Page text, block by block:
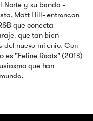
Norte y su banda -
Matt Hill- entroncan
que conecta
que tan bien
del nuevo milenio. Con
es "Feline Roots" (2018)
que han